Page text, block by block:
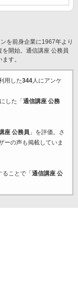
を前身企業に1967年より
開始。通信講座 公務員
す。
用した344人にアンケ
した「 通信講座 公務
座 公務員 」を評価。さ
ーの声も掲載していま
ことで「 通信講座 公